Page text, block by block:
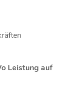
Leistung auf